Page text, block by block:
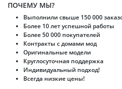
ПОЧЕМУ МЫ?
Выполнили свыше 150 000
Более 10 лет успешной работы
Более 50 000 покупателей
Контракты с домами мод
Оригинальные модели
Круглосуточная поддержка
Индивидуальный подход!
Всегда низкие цены!